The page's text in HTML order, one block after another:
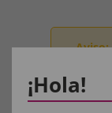
Aviso:
¡Hola!